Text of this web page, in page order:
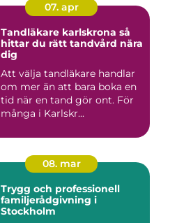
07. apr
Tandläkare karlskrona så
hittar du rätt tandvård nära
dig
Att välja tandläkare handlar
om mer än att bara boka en
tid när en tand gör ont. För
många i Karlskr...
08. mar
Trygg och professionell
familjerådgivning i
Stockholm